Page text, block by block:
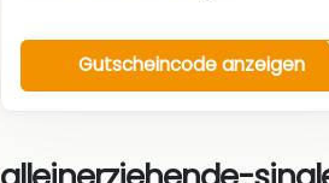
Gutscheincode anzeigen